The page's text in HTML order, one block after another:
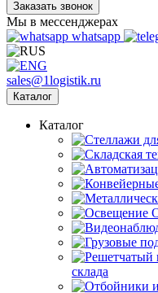
Заказать звонок
Мы в мессенджерах
whatsapp
sales@1logistik.ru
Каталог
Каталог
склада